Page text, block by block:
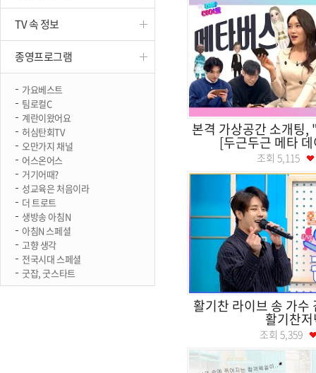
TV 속 정보
종영프로그램
가요베스트
팀로컬C
계란이왔어요
허심탄회TV
오만가지 채널
어스온어스
거기어때?
성교육은 처음이라
더 트로트
생방송 아침N
아침N 스페셜
고향 생각
전국시대 스페셜
굿잡, 굿스타트
본격 가상공간 소개팅
[두근두근 메타
조회 5,115
활기찬 라이브 송 가수
활기찬
조회 5,359